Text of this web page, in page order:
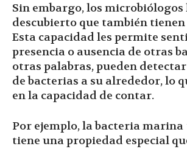
Sin embargo, los microbiólogos
descubierto que también
Esta capacidad les permite
presencia o ausencia de otras
otras palabras, pueden
de bacterias a su alrededor, lo
en la capacidad de contar.
Por ejemplo, la bacteria marina
tiene una propiedad especial